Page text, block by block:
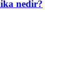
nedir?